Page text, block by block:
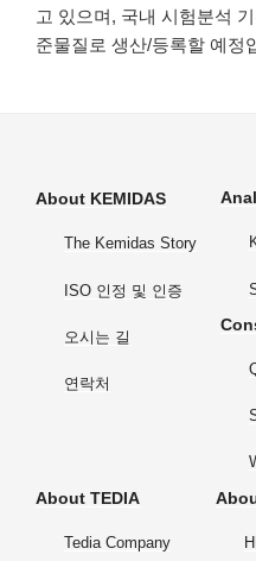
고 있으며, 국내 시험분석
준물질로 생산/등록할 예정
About KEMIDAS
The Kemidas Story
ISO 인정 및 인증
오시는 길
연락처
About TEDIA
Tedia Company